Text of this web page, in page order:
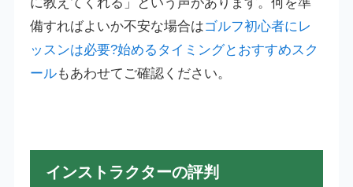
備すればよいか不安な場合はゴルフ初心者にレ
ッスンは必要?始めるタイミングとおすすめスク
ールもあわせてご確認ください。
インストラクターの評判